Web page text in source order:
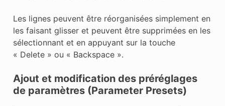
Les lignes peuvent être réorganisées simplement en
les faisant glisser et peuvent être supprimées en les
sélectionnant et en appuyant sur la touche
« Delete » ou « Backspace ».
Ajout et modification des préréglages
de paramètres (Parameter Presets)